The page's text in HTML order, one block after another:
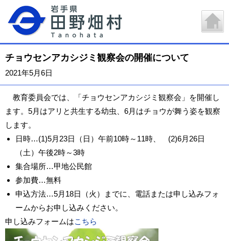
チョウセンアカシジミ観察会の開催について
2021年5月6日
教育委員会では、「チョウセンアカシジミ観察会」を開催し
ます。5月はアリと共生する幼虫、6月はチョウが舞う姿を観察
します。
日時…(1)5月23日（日）午前10時～11時、 (2)6月26日
（土）午後2時～3時
集合場所…甲地公民館
参加費…無料
申込方法…5月18日（火）までに、電話または申し込みフォ
ームからお申し込みください。
申し込みフォームはこちら